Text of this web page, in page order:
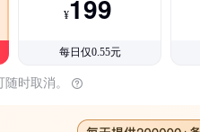
¥199
每日仅0.55元
时取消。